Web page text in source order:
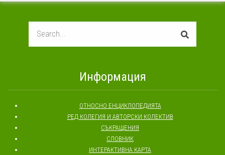
Информация
ОТНОСНО ЕНЦИКЛОПЕДИЯТА
РЕД КОЛЕГИЯ И АВТОРСКИ КОЛЕКТИВ
СЪКРАЩЕНИЯ
СЛОВНИК
ИНТЕРАКТИВНА КАРТА